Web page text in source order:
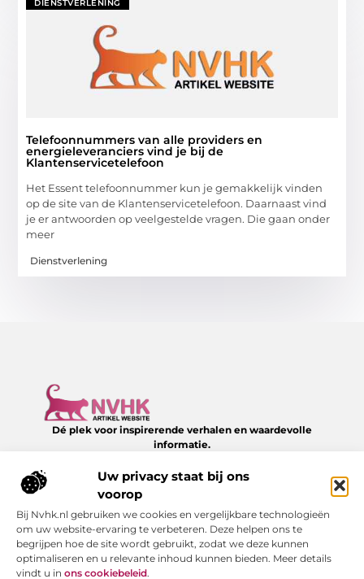
Uw privacy staat bij ons
voorop
Bij Nvhk.nl gebruiken we cookies en vergelijkbare technologieën
om uw website-ervaring te verbeteren. Deze helpen ons te
begrijpen hoe de site wordt gebruikt, zodat we deze kunnen
optimaliseren en u relevante inhoud kunnen bieden. Meer details
vindt u in ons cookiebeleid.
DIENSTVERLENING
Telefoonnummers van alle providers en
energieleveranciers vind je bij de
Klantenservicetelefoon
Het Essent telefoonnummer kun je gemakkelijk vinden
op de site van de Klantenservicetelefoon. Daarnaast vind
je er antwoorden op veelgestelde vragen. Die gaan onder
meer
Dienstverlening
Dé plek voor inspirerende verhalen en waardevolle
informatie.
dagelijks leven – van slimme tips tot verrassende inzichten,
allemaal te vinden op NVHK.nl.
Onze informatie
Bericht categorie